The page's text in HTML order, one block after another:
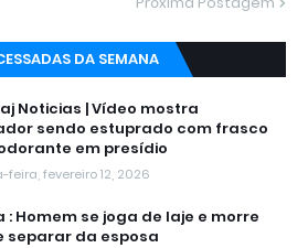
DA SEMANA
Noticias | Vídeo mostra
sendo estuprado com frasco
em presídio
feira, fevereiro 12, 2026
: Homem se joga de laje e morre
separar da esposa